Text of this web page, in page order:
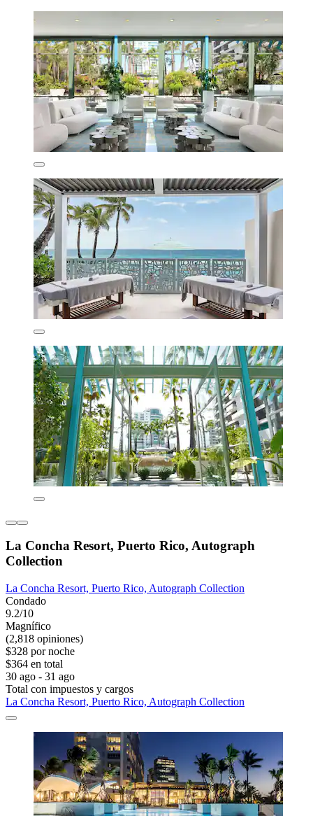
La Concha Resort, Puerto Rico, Autograph
Collection
La Concha Resort, Puerto Rico, Autograph Collection
Condado
9.2/10
Magnífico
(2,818 opiniones)
$328 por noche
$364 en total
30 ago - 31 ago
Total con impuestos y cargos
La Concha Resort, Puerto Rico, Autograph Collection